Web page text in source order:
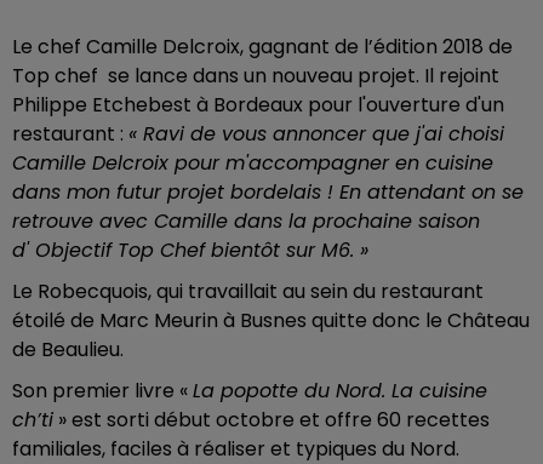
Le chef Camille Delcroix, gagnant de l’édition 2018 de
Top chef se lance dans un nouveau projet. Il rejoint
Philippe Etchebest à Bordeaux pour l'ouverture d'un
restaurant : « Ravi de vous annoncer que j'ai choisi
Camille Delcroix pour m'accompagner en cuisine
dans mon futur projet bordelais ! En attendant on se
retrouve avec Camille dans la prochaine saison
d' Objectif Top Chef bientôt sur M6. »
Le Robecquois, qui travaillait au sein du restaurant
étoilé de Marc Meurin à Busnes quitte donc le Château
de Beaulieu.
Son premier livre «La popotte du Nord. La cuisine
ch’ti » est sorti début octobre et offre 60 recettes
familiales, faciles à réaliser et typiques du Nord.